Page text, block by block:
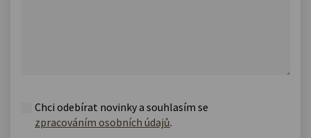
Chci odebírat novinky a souhlasím se
zpracováním osobních údajů.